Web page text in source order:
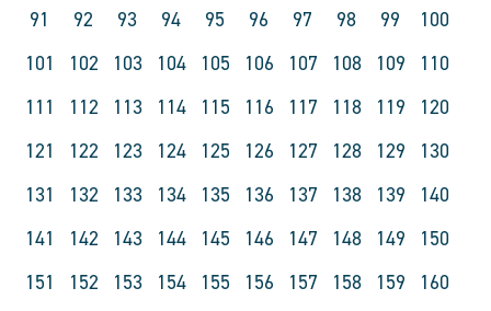
91
92 93 94 95 96 97 98 99
100
101
102 103 104 105 106 107 108 109
110
111
112 113 114 115 116 117 118 119
120
121
122 123 124 125 126 127 128 129
130
131
132 133 134 135 136 137 138 139
140
141
142 143 144 145 146 147 148 149
150
151
152 153 154 155 156 157 158 159
160